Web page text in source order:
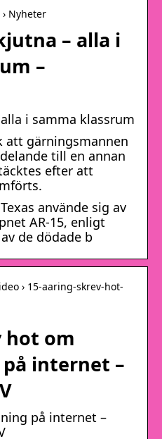
Nyheter
– alla i
–
i samma klassrum
gärningsmannen
till en annan
efter att
använde sig av
AR-15, enligt
de dödade b
› 15-aaring-skrev-hot-
hot om
internet –
på internet –